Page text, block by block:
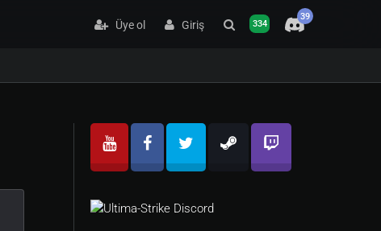
Üye ol Giriş 334
39